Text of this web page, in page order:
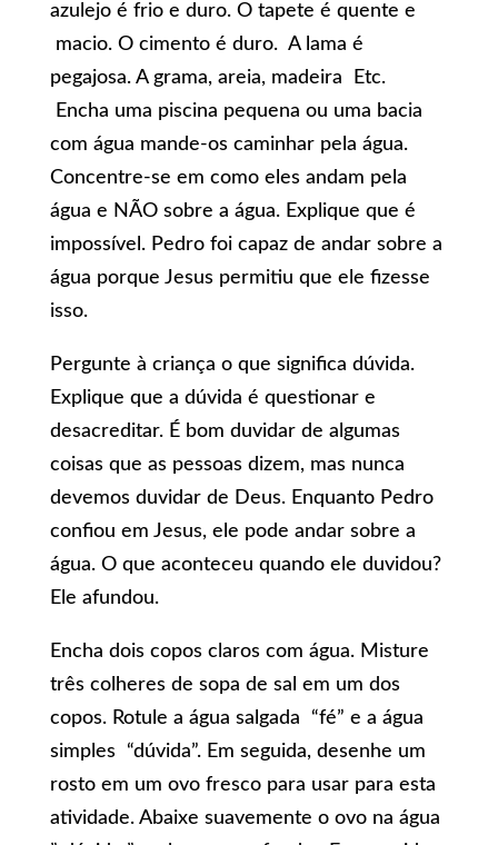
azulejo é frio e duro. O tapete é quente e
macio. O cimento é duro. A lama é
pegajosa. A grama, areia, madeira Etc.
Encha uma piscina pequena ou uma bacia
com água mande-os caminhar pela água.
Concentre-se em como eles andam pela
água e NÃO sobre a água. Explique que é
impossível. Pedro foi capaz de andar sobre a
água porque Jesus permitiu que ele fizesse
isso.
Pergunte à criança o que significa dúvida.
Explique que a dúvida é questionar e
desacreditar. É bom duvidar de algumas
coisas que as pessoas dizem, mas nunca
devemos duvidar de Deus. Enquanto Pedro
confiou em Jesus, ele pode andar sobre a
água. O que aconteceu quando ele duvidou?
Ele afundou.
Encha dois copos claros com água. Misture
três colheres de sopa de sal em um dos
copos. Rotule a água salgada “fé” e a água
simples “dúvida”. Em seguida, desenhe um
rosto em um ovo fresco para usar para esta
atividade. Abaixe suavemente o ovo na água